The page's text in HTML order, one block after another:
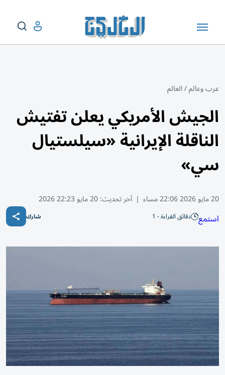
عرب وعالم/العالم
الجيش الأمريكي يعلن تفتيش
الناقلة الإيرانية «سيلستيال
سي»
20 مايو 2026 22:06 مساء | آخر تحديث:20 مايو 22:23 2026
استمع دقائق القراءة - 1 شارك